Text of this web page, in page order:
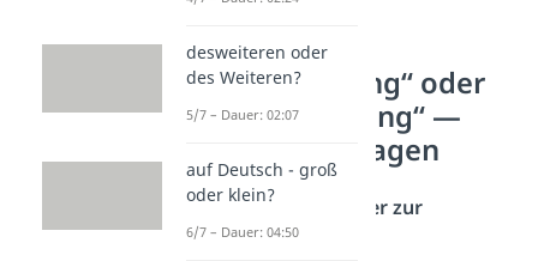
„zu Verfügung“ oder
„zur Verfügung“ —
häufigste Fragen
Heißt es zu oder zur
Verfügung?
desweiteren oder
des Weiteren?
5/7 – Dauer: 02:07
auf Deutsch - groß
oder klein?
6/7 – Dauer: 04:50